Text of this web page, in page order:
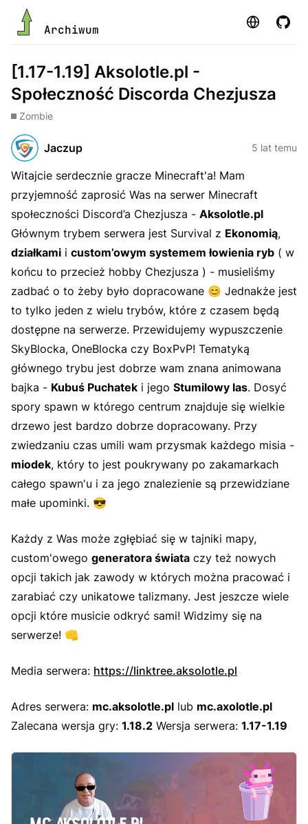
Archiwum Strona
[1.17-1.19] Aksolotle.pl -
Społeczność Discorda Chezjusza
Zombie
Jaczup 5 lat temu
Witajcie serdecznie gracze Minecraft'a! Mam
przyjemność zaprosić Was na serwer Minecraft
społeczności Discord’a Chezjusza - Aksolotle.pl
Głównym trybem serwera jest Survival z Ekonomią,
działkami i custom’owym systemem łowienia ryb ( w
końcu to przecież hobby Chezjusza ) - musieliśmy
zadbać o to żeby było dopracowane 😊 Jednakże jest
to tylko jeden z wielu trybów, które z czasem będą
dostępne na serwerze. Przewidujemy wypuszczenie
SkyBlocka, OneBlocka czy BoxPvP! Tematyką
głównego trybu jest dobrze wam znana animowana
bajka - Kubuś Puchatek i jego Stumilowy las. Dosyć
spory spawn w którego centrum znajduje się wielkie
drzewo jest bardzo dobrze dopracowany. Przy
zwiedzaniu czas umili wam przysmak każdego misia -
miodek, który to jest poukrywany po zakamarkach
całego spawn'u i za jego znalezienie są przewidziane
małe upominki. 😎
Każdy z Was może zgłębiać się w tajniki mapy,
custom'owego generatora świata czy też nowych
opcji takich jak zawody w których można pracować i
zarabiać czy unikatowe talizmany. Jest jeszcze wiele
opcji które musicie odkryć sami! Widzimy się na
serwerze! 👊
Media serwera: https://linktree.aksolotle.pl
Adres serwera: mc.aksolotle.pl lub mc.axolotle.pl
Zalecana wersja gry: 1.18.2 Wersja serwera: 1.17-1.19